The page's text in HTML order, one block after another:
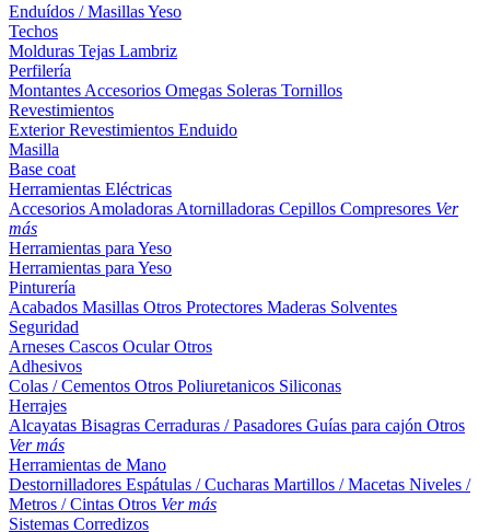
Enduídos / MasillasYeso
Techos
Molduras Tejas Lambriz
Perfilería
Montantes Accesorios Omegas Soleras Tornillos
Revestimientos
ExteriorRevestimientos Enduido
Masilla
Base coat
Herramientas Eléctricas
Accesorios Amoladoras Atornilladoras Cepillos Compresores Ver
más
Herramientas para Yeso
Herramientas para Yeso
Pinturería
Acabados Masillas Otros Protectores Maderas Solventes
Seguridad
Arneses Cascos OcularOtros
Adhesivos
Colas / Cementos Otros Poliuretanicos Siliconas
Herrajes
Alcayatas Bisagras Cerraduras / Pasadores Guías para cajón Otros
Ver más
Herramientas de Mano
Destornilladores Espátulas / Cucharas Martillos / Macetas Niveles /
Metros / Cintas Otros Ver más
Sistemas Corredizos